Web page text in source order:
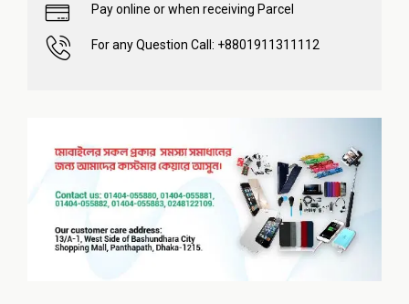
Pay online or when receiving Parcel
For any Question Call: +8801911311112